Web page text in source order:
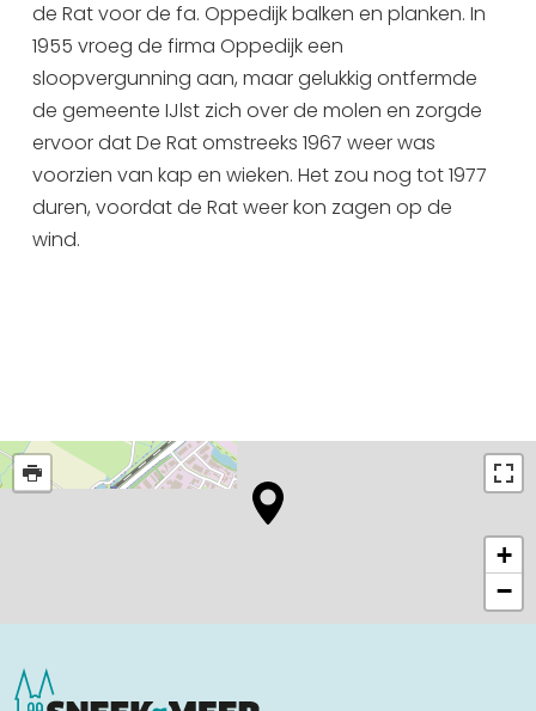
de Rat voor de fa. Oppedijk balken en planken. In
1955 vroeg de firma Oppedijk een
sloopvergunning aan, maar gelukkig ontfermde
de gemeente IJlst zich over de molen en zorgde
ervoor dat De Rat omstreeks 1967 weer was
voorzien van kap en wieken. Het zou nog tot 1977
duren, voordat de Rat weer kon zagen op de
wind.
+
−